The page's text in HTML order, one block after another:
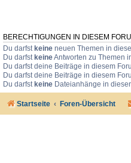
BERECHTIGUNGEN IN DIESEM
Du darfst keine neuen Themen in
Du darfst keineAntworten zu Themen
Du darfst deine Beiträge in diesem
Du darfst deine Beiträge in diesem
Du darfst keine Dateianhänge in
Startseite Foren-Übersicht